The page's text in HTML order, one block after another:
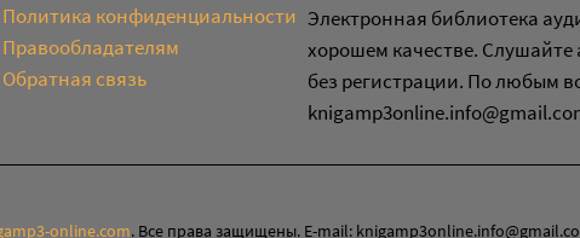
Политика конфиденциальности
Правообладателям
Обратная связь
Электронная библиотека
хорошем качестве.
без регистрации. По любым
online.com. Все права защищены. E-mail: